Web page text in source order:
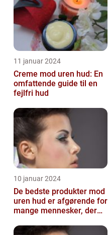
11 januar 2024
Creme mod uren hud: En
omfattende guide til en
fejlfri hud
10 januar 2024
De bedste produkter mod
uren hud er afgørende for
mange mennesker, der
almindelige hu...